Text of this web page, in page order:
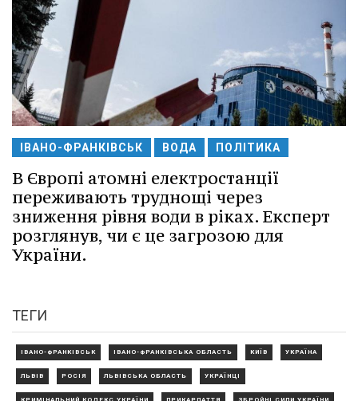
ІВАНО-ФРАНКІВСЬК ВОДА ПОЛІТИКА
В Європі атомні електростанції
переживають труднощі через
зниження рівня води в ріках. Експерт
розглянув, чи є це загрозою для
України.
ТЕГИ
ІВАНО-ФРАНКІВСЬК ІВАНО-ФРАНКІВСЬКА ОБЛАСТЬ КИЇВ УКРАЇНА
ЛЬВІВ РОСІЯ ЛЬВІВСЬКА ОБЛАСТЬ УКРАЇНЦІ